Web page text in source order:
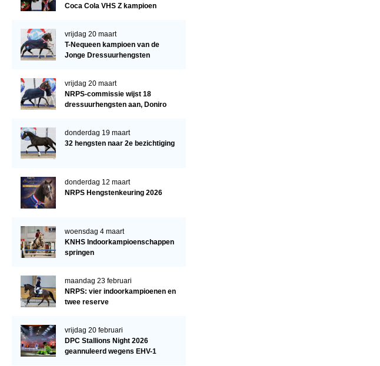
Coca Cola VHS Z kampioen
vrijdag 20 maart
T-Nequeen kampioen van de
Jonge Dressuurhengsten
vrijdag 20 maart
NRPS-commissie wijst 18
dressuurhengsten aan, Doniro
donderdag 19 maart
32 hengsten naar 2e bezichtiging
donderdag 12 maart
NRPS Hengstenkeuring 2026
woensdag 4 maart
KNHS Indoorkampioenschappen
springen
maandag 23 februari
NRPS: vier indoorkampioenen en
twee reserve
vrijdag 20 februari
DPC Stallions Night 2026
geannuleerd wegens EHV-1